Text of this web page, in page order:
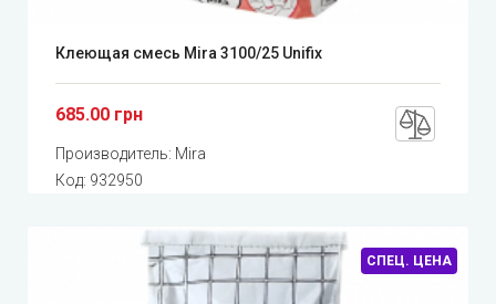
Клеющая смесь Mira 3100/25 Unifix
685.00 грн
Производитель: Mira
Код: 932950
СПЕЦ. ЦЕНА